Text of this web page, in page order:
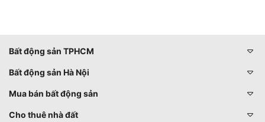
Bất động sản TPHCM
Bất động sản Hà Nội
Mua bán bất động sản
Cho thuê nhà đất